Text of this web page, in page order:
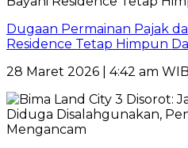
Dugaan Permainan Pajak
Residence Tetap Himpun
28 Maret 2026 | 4:42 am WIB